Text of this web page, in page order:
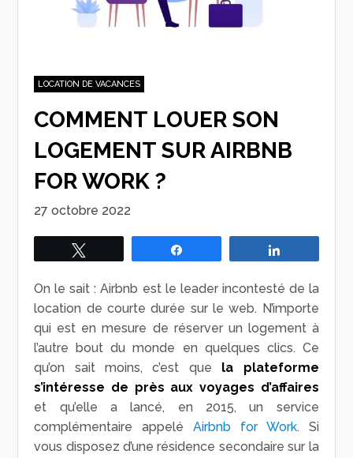
LOCATION DE VACANCES
COMMENT LOUER SON
LOGEMENT SUR AIRBNB
FOR WORK ?
27 octobre 2022
On le sait : Airbnb est le leader incontesté de la
location de courte durée sur le web. N’importe
qui est en mesure de réserver un logement à
l’autre bout du monde en quelques clics. Ce
qu’on sait moins, c’est que la plateforme
s’intéresse de près aux voyages d’affaires
et qu’elle a lancé, en 2015, un service
complémentaire appeléAirbnb for Work. Si
vous disposez d’une résidence secondaire sur la